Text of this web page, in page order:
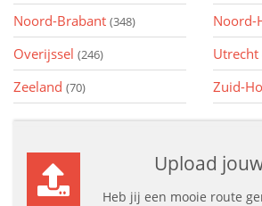
Noord-Brabant (348) Noord-
Overijssel (246) Utrecht
Zeeland (70) Zuid-
Upload
Heb jij een mooie route